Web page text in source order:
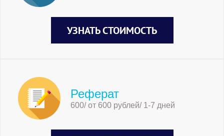
УЗНАТЬ СТОИМОСТЬ
Реферат
600/ от 600 рублей/ 1-7 дней